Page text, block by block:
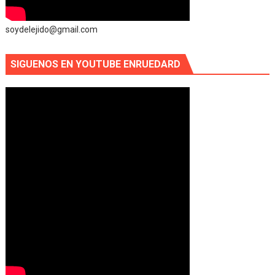
soydelejido@gmail.com
SIGUENOS EN YOUTUBE ENRUEDARD